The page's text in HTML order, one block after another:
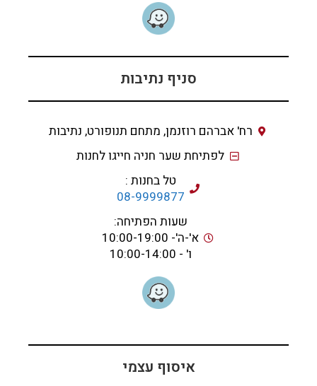
סניף נתיבות
רח' אברהם רוזנמן, מתחם תנופורט, נתיבות
לפתיחת שער חניה חייגו לחנות
טל בחנות :
08-9999877
שעות הפתיחה:
א'-ה'- 10:00-19:00
ו' - 10:00-14:00
איסוף עצמי